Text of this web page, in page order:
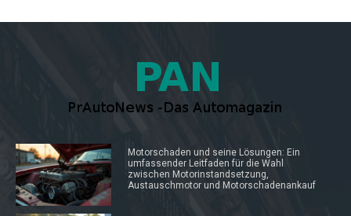
Motorschaden und seine Lösungen: Ein
umfassender Leitfaden für die Wahl
zwischen Motorinstandsetzung,
Austauschmotor und Motorschadenankauf